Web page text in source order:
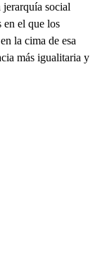
jerarquía social
en el que los
la cima de esa
más igualitaria y